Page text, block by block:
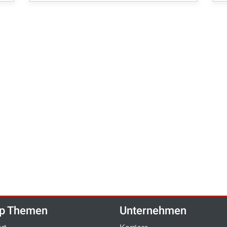
Themen Unternehmen